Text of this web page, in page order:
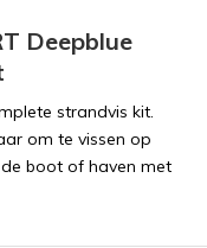
Deepblue
strandvis kit.
om te vissen op
boot of haven met